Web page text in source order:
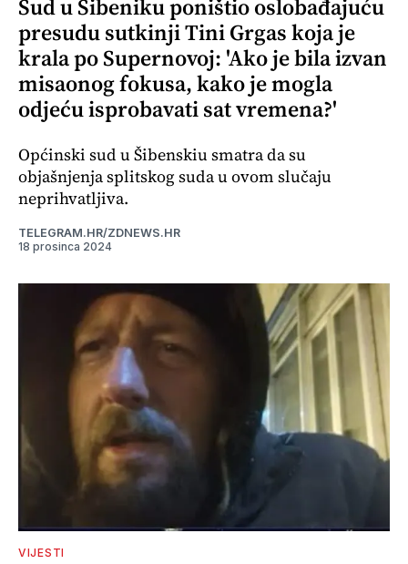
Sud u Šibeniku poništio oslobađajuću
presudu sutkinji Tini Grgas koja je
krala po Supernovoj: 'Ako je bila izvan
misaonog fokusa, kako je mogla
odjeću isprobavati sat vremena?'
Općinski sud u Šibenskiu smatra da su
objašnjenja splitskog suda u ovom slučaju
neprihvatljiva.
TELEGRAM.HR/ZDNEWS.HR
18 prosinca 2024
VIJESTI